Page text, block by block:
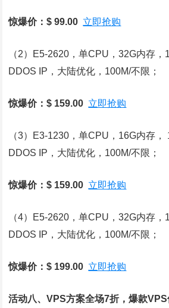
惊爆价：$ 99.00 立即抢购
（2）E5-2620，单CPU，32G内存
DDOS IP，大陆优化，100M/不限；
惊爆价：$ 159.00 立即抢购
（3）E3-1230，单CPU，16G内存
DDOS IP，大陆优化，100M/不限；
惊爆价：$ 159.00 立即抢购
（4）E5-2620，单CPU，32G内存
DDOS IP，大陆优化，100M/不限；
惊爆价：$ 199.00 立即抢购
活动八、VPS方案全场7折，爆款